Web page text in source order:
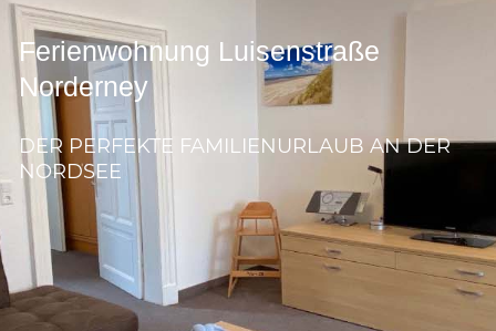
Ferienwohnung Luisenstraße
Norderney
DER PERFEKTE FAMILIENURLAUB AN DER
NORDSEE